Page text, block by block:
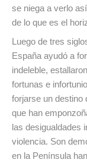
se niega a verlo
de lo que es el
Luego de tres
España ayudó a
indeleble,
fortunas e
forjarse un destino
que han
las desigualdades
violencia. Son
en la Península